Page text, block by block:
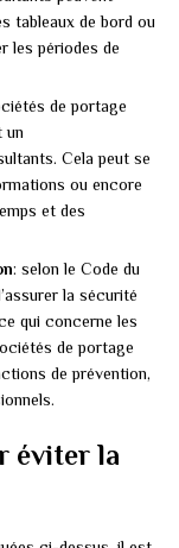
tableaux de bord ou
les périodes de
de portage
un
Cela peut se
ou encore
et des
: selon le Code du
la sécurité
qui concerne les
de portage
de prévention,
éviter la